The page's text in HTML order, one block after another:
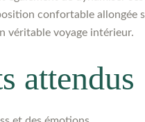
confortable
véritable voyage intérieur.
attendus